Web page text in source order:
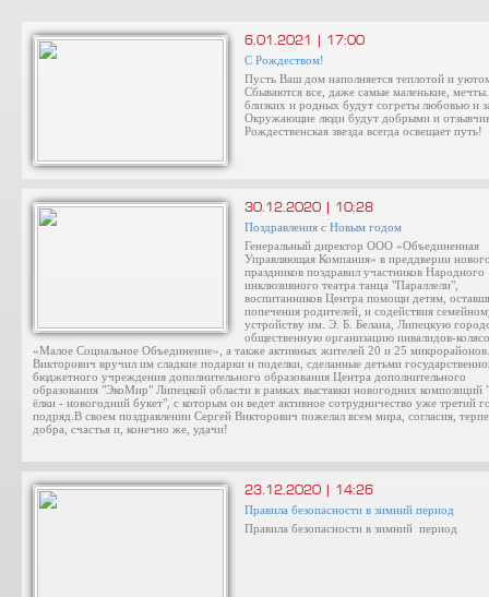
6.01.2021 | 17:00
С Рождеством!
Пусть Ваш дом наполняется теплотой и
Сбываются все, даже самые маленькие,
близких и родных будут согреты любовью и
Окружающие люди будут добрыми и
Рождественская звезда всегда освещает путь!
30.12.2020 | 10:28
Поздравления с Новым годом
Генеральный директор ООО «Объединенная
Управляющая Компания» в преддверии
праздников поздравил участников Народного
инклюзивного театра танца "Параллели",
воспитанников Центра помощи детям,
попечения родителей, и содействия
устройству им. Э. Б. Белана, Липецкую
общественную организацию инвалидов-
«Малое Социальное Объединение», а также активных жителей 20 и 25
Викторович вручил им сладкие подарки и поделки, сделанные детьми
бюджетного учреждения дополнительного образования Центра дополнительного
образования "ЭкоМир" Липецкой области в рамках выставки новогодних композиций
ёлки - новогодний букет", с которым он ведет активное сотрудничество уже третий
подряд.В своем поздравлении Сергей Викторович пожелал всем мира, согласия,
добра, счастья и, конечно же, удачи!
23.12.2020 | 14:26
Правила безопасности в зимний период
Правила безопасности в зимний период